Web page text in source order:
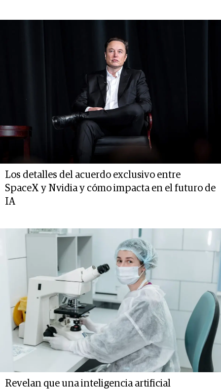
Los detalles del acuerdo exclusivo entre
SpaceX y Nvidia y cómo impacta en el futuro de
IA
Revelan que una inteligencia artificial